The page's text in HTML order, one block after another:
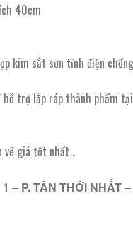
40cm
kim sắt sơn tĩnh điện
trợ lắp ráp thành phẩm
về giá tốt nhất .
– P. TÂN THỚI NHẤT